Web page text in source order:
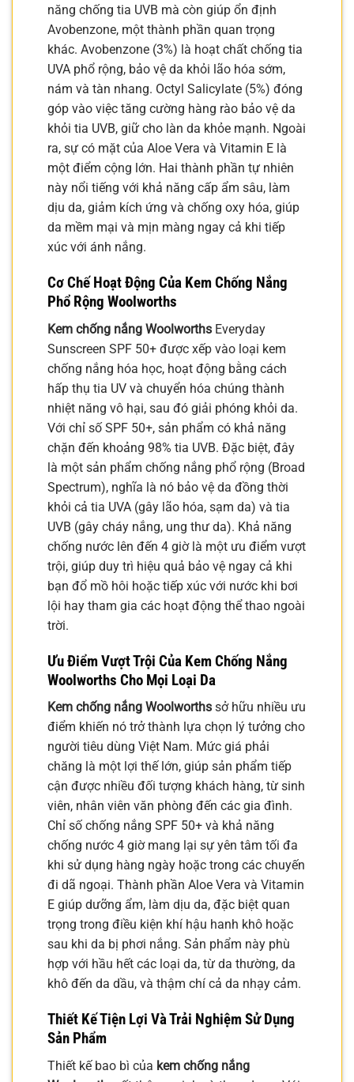
năng chống tia UVB mà còn giúp ổn định
Avobenzone, một thành phần quan trọng
khác. Avobenzone (3%) là hoạt chất chống tia
UVA phổ rộng, bảo vệ da khỏi lão hóa sớm,
nám và tàn nhang. Octyl Salicylate (5%) đóng
góp vào việc tăng cường hàng rào bảo vệ da
khỏi tia UVB, giữ cho làn da khỏe mạnh. Ngoài
ra, sự có mặt của Aloe Vera và Vitamin E là
một điểm cộng lớn. Hai thành phần tự nhiên
này nổi tiếng với khả năng cấp ẩm sâu, làm
dịu da, giảm kích ứng và chống oxy hóa, giúp
da mềm mại và mịn màng ngay cả khi tiếp
xúc với ánh nắng.
Cơ Chế Hoạt Động Của Kem Chống Nắng
Phổ Rộng Woolworths
Kem chống nắng Woolworths Everyday
Sunscreen SPF 50+ được xếp vào loại kem
chống nắng hóa học, hoạt động bằng cách
hấp thụ tia UV và chuyển hóa chúng thành
nhiệt năng vô hại, sau đó giải phóng khỏi da.
Với chỉ số SPF 50+, sản phẩm có khả năng
chặn đến khoảng 98% tia UVB. Đặc biệt, đây
là một sản phẩm chống nắng phổ rộng (Broad
Spectrum), nghĩa là nó bảo vệ da đồng thời
khỏi cả tia UVA (gây lão hóa, sạm da) và tia
UVB (gây cháy nắng, ung thư da). Khả năng
chống nước lên đến 4 giờ là một ưu điểm vượt
trội, giúp duy trì hiệu quả bảo vệ ngay cả khi
bạn đổ mồ hôi hoặc tiếp xúc với nước khi bơi
lội hay tham gia các hoạt động thể thao ngoài
trời.
Ưu Điểm Vượt Trội Của Kem Chống Nắng
Woolworths Cho Mọi Loại Da
Kem chống nắng Woolworths sở hữu nhiều ưu
điểm khiến nó trở thành lựa chọn lý tưởng cho
người tiêu dùng Việt Nam. Mức giá phải
chăng là một lợi thế lớn, giúp sản phẩm tiếp
cận được nhiều đối tượng khách hàng, từ sinh
viên, nhân viên văn phòng đến các gia đình.
Chỉ số chống nắng SPF 50+ và khả năng
chống nước 4 giờ mang lại sự yên tâm tối đa
khi sử dụng hàng ngày hoặc trong các chuyến
đi dã ngoại. Thành phần Aloe Vera và Vitamin
E giúp dưỡng ẩm, làm dịu da, đặc biệt quan
trọng trong điều kiện khí hậu hanh khô hoặc
sau khi da bị phơi nắng. Sản phẩm này phù
hợp với hầu hết các loại da, từ da thường, da
khô đến da dầu, và thậm chí cả da nhạy cảm.
Thiết Kế Tiện Lợi Và Trải Nghiệm Sử Dụng
Sản Phẩm
Thiết kế bao bì của kem chống nắng